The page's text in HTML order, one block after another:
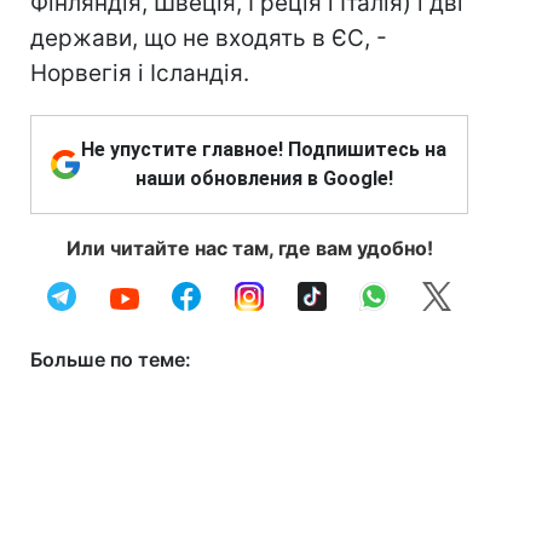
держави, що не входять в ЄС, -
Норвегія і Ісландія.
Не упустите главное! Подпишитесь на
наши обновления в Google!
Или читайте нас там, где вам удобно!
Больше по теме: